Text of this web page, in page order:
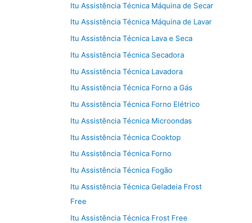
Itu Assistência Técnica Máquina de Secar
Itu Assistência Técnica Máquina de Lavar
Itu Assistência Técnica Lava e Seca
Itu Assistência Técnica Secadora
Itu Assistência Técnica Lavadora
Itu Assistência Técnica Forno a Gás
Itu Assistência Técnica Forno Elétrico
Itu Assistência Técnica Microondas
Itu Assistência Técnica Cooktop
Itu Assistência Técnica Forno
Itu Assistência Técnica Fogão
Itu Assistência Técnica Geladeia Frost
Free
Itu Assistência Técnica Frost Free